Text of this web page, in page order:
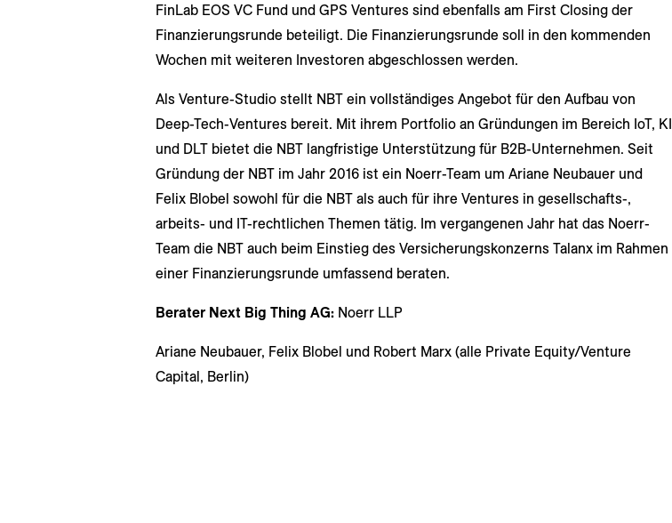
FinLab EOS VC Fund und GPS Ventures sind ebenfalls am First Closing der
Finanzierungsrunde beteiligt. Die Finanzierungsrunde soll in den kommenden
Wochen mit weiteren Investoren abgeschlossen werden.
Als Venture-Studio stellt NBT ein vollständiges Angebot für den Aufbau von
Deep-Tech-Ventures bereit. Mit ihrem Portfolio an Gründungen im Bereich IoT, KI
und DLT bietet die NBT langfristige Unterstützung für B2B-Unternehmen. Seit
Gründung der NBT im Jahr 2016 ist ein Noerr-Team um Ariane Neubauer und
Felix Blobel sowohl für die NBT als auch für ihre Ventures in gesellschafts-,
arbeits- und IT-rechtlichen Themen tätig. Im vergangenen Jahr hat das Noerr-
Team die NBT auch beim Einstieg des Versicherungskonzerns Talanx im Rahmen
einer Finanzierungsrunde umfassend beraten.
Berater Next Big Thing AG: Noerr LLP
Ariane Neubauer, Felix Blobel und Robert Marx (alle Private Equity/Venture
Capital, Berlin)